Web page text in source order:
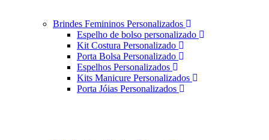
Brindes Femininos Personalizados
Espelho de bolso personalizado
Kit Costura Personalizado
Porta Bolsa Personalizado
Espelhos Personalizados
Kits Manicure Personalizados
Porta Jóias Personalizados